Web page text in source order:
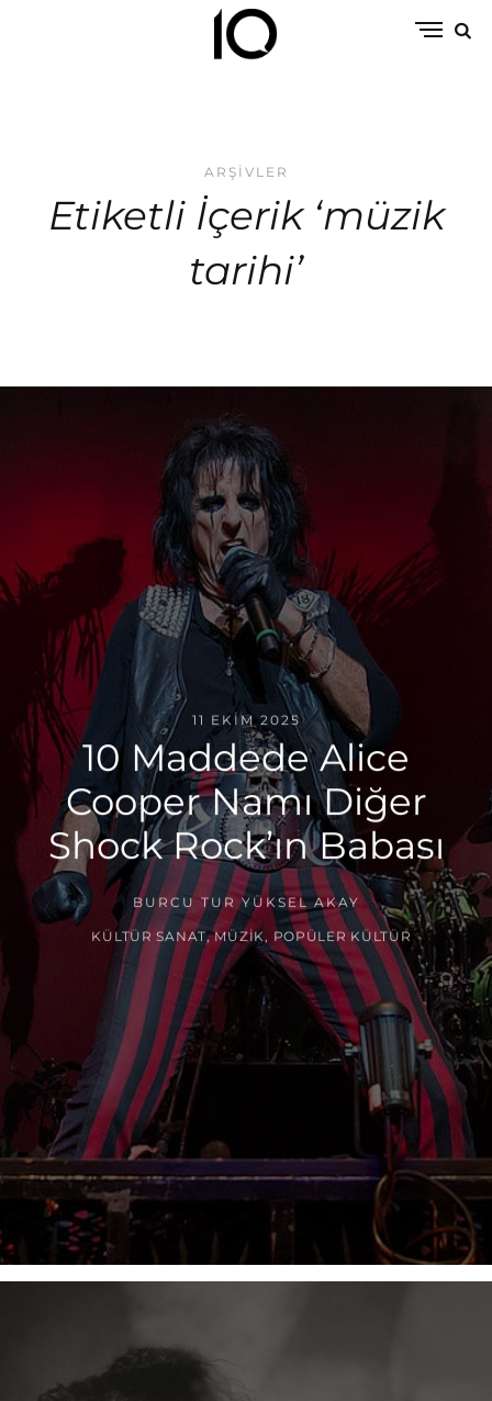
ARŞIVLER
Etiketli İçerik ‘müzik
tarihi’
11 EKIM 2025
10 Maddede Alice
Cooper Namı Diğer
Shock Rock’ın Babası
BURCU TUR YÜKSEL AKAY
KÜLTÜR SANAT,MÜZIK POPÜLER KÜLTÜR